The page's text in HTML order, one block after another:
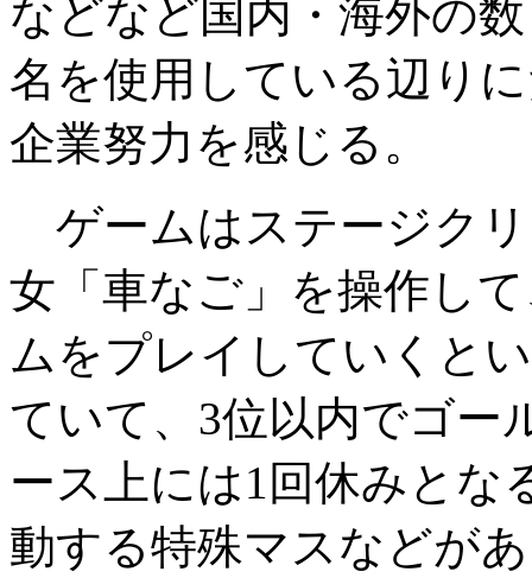
などなど国内・海外の
名を使用している辺り
企業努力を感じる。
ゲームはステージク
女「車なご」を操作し
ムをプレイしていくと
ていて、3位以内でゴー
ース上には1回休みとな
動する特殊マスなどが